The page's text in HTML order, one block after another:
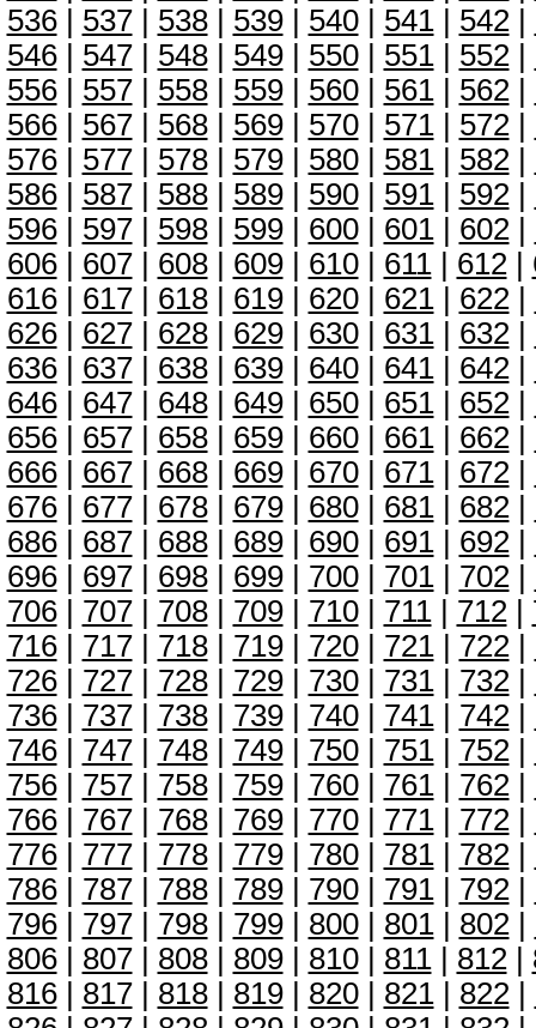
536| 537| 538| 539| 540| 541| 542|
546| 547| 548| 549| 550| 551| 552|
556| 557| 558| 559| 560| 561| 562|
566| 567| 568| 569| 570| 571| 572|
576| 577| 578| 579| 580| 581| 582|
586| 587| 588| 589| 590| 591| 592|
596| 597| 598| 599| 600| 601| 602|
606| 607| 608| 609| 610| 611| 612|
616| 617| 618| 619| 620| 621| 622|
626| 627| 628| 629| 630| 631| 632|
636| 637| 638| 639| 640| 641| 642|
646| 647| 648| 649| 650| 651| 652|
656| 657| 658| 659| 660| 661| 662|
666| 667| 668| 669| 670| 671| 672|
676| 677| 678| 679| 680| 681| 682|
686| 687| 688| 689| 690| 691| 692|
696| 697| 698| 699| 700| 701| 702|
706| 707| 708| 709| 710| 711| 712|
716| 717| 718| 719| 720| 721| 722|
726| 727| 728| 729| 730| 731| 732|
736| 737| 738| 739| 740| 741| 742|
746| 747| 748| 749| 750| 751| 752|
756| 757| 758| 759| 760| 761| 762|
766| 767| 768| 769| 770| 771| 772|
776| 777| 778| 779| 780| 781| 782|
786| 787| 788| 789| 790| 791| 792|
796| 797| 798| 799| 800| 801| 802|
806| 807| 808| 809| 810| 811| 812|
816| 817| 818| 819| 820| 821| 822|